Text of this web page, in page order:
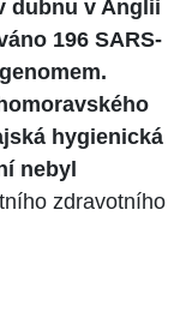
dubnu v Anglii
196 SARS-
hygienická
nebyl
zdravotního